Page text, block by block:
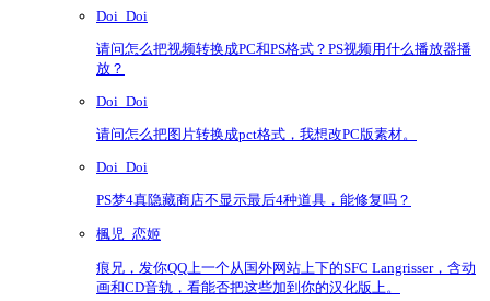
Doi_Doi
请问怎么把视频转换成PC和PS格式？PS视频用什么播放器播
放？
Doi_Doi
请问怎么把图片转换成pct格式，我想改PC版素材。
Doi_Doi
PS梦4真隐藏商店不显示最后4种道具，能修复吗？
楓児_恋姬
痕兄，发你QQ上一个从国外网站上下的SFC Langrisser，含动
画和CD音轨，看能否把这些加到你的汉化版上。